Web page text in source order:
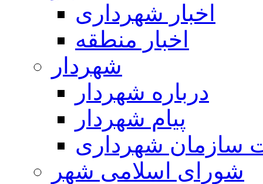
اخبار شهرداری
اخبار منطقه
شهردار
درباره شهردار
پیام شهردار
سازمان شهرداری
شورای اسلامی شهر